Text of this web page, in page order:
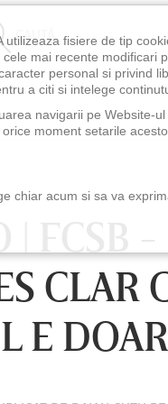
CAUTĂ
| FCSB
CLAR
E
utilizeaza fisiere de tip
cele mai recente modificari
personal si privind
a citi si intelege
navigarii pe Website-
moment setarile
chiar acum si sa va